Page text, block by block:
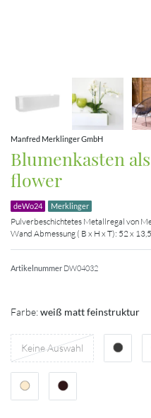
Manfred Merklinger GmbH
Blumenkasten
flower
deWo24 Merklinger
Pulverbeschichtetes Metallregal von
Wand Abmessung ( B x H x T): 52 x
Artikelnummer DW04032
Farbe:weiß matt feinstruktur
Keine Auswahl